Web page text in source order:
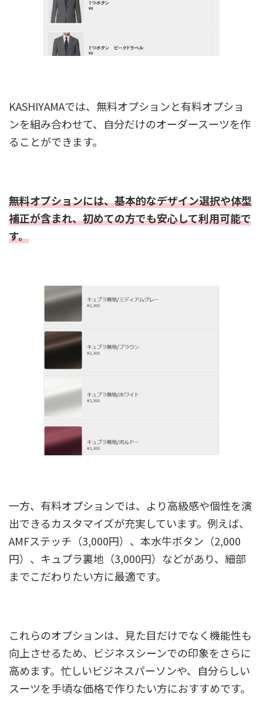
KASHIYAMAでは、無料オプションと有料オプショ
ンを組み合わせて、自分だけのオーダースーツを作
ることができます。
無料オプションには、基本的なデザイン選択や体型
補正が含まれ、初めての方でも安心して利用可能で
す。
一方、有料オプションでは、より高級感や個性を演
出できるカスタマイズが充実しています。例えば、
AMFステッチ（3,000円）、本水牛ボタン（2,000
円）、キュプラ裏地（3,000円）などがあり、細部
までこだわりたい方に最適です。
これらのオプションは、見た目だけでなく機能性も
向上させるため、ビジネスシーンでの印象をさらに
高めます。忙しいビジネスパーソンや、自分らしい
スーツを手頃な価格で作りたい方におすすめです。